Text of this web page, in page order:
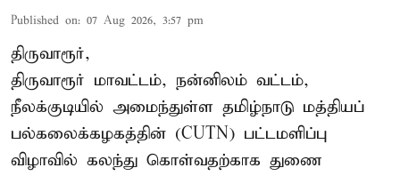
Published on: 07 Aug 2026, 3:57 pm
திருவாரூர்,
திருவாரூர் மாவட்டம், நன்னிலம் வட்டம்,
நீலக்குடியில் அமைந்துள்ள தமிழ்நாடு மத்தியப்
பல்கலைக்கழகத்தின் (CUTN) பட்டமளிப்பு
விழாவில் கலந்து கொள்வதற்காக துணை